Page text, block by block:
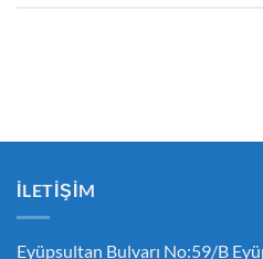
İLETIŞIM
Eyüpsultan Bulvarı No:59/B